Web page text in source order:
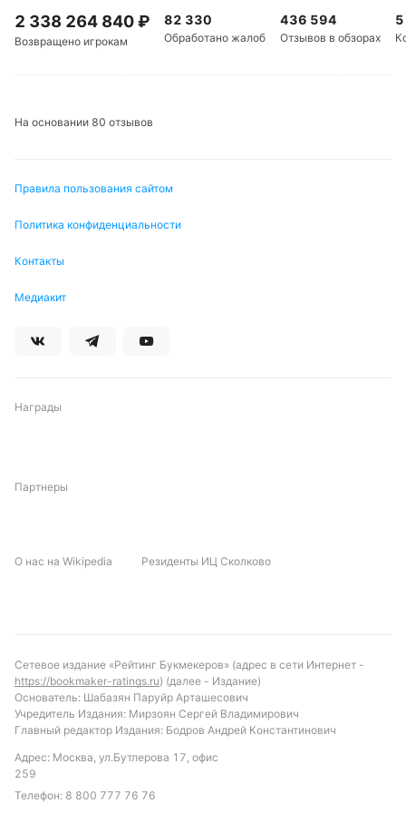
забивает стабильно — восемь голов в пяти
последних матчах.
Михаил Кузнецов
2 338 264 840₽
Возвращено игрокам
82 330
Обработано жалоб
436 594
Отзывов в обзорах
На основании 80 отзывов
Правила пользования сайтом
Политика конфиденциальности
Контакты
Медиакит
Награды
Партнеры
О нас на Wikipedia Резиденты ИЦ Сколково
Сетевое издание «Рейтинг Букмекеров» (адрес в сети Интернет -
https://bookmaker-ratings.ru) (далее - Издание)
Основатель: Шабазян Паруйр Арташесович
Учредитель Издания: Мирзоян Сергей Владимирович
Главный редактор Издания: Бодров Андрей Константинович
Адрес: Москва, ул.Бутлерова 17, офис
259
Телефон: 8 800 777 76 76